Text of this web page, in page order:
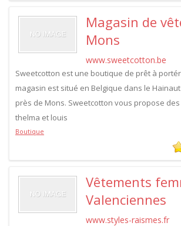
Magasin de
Mons
www.sweetcotton.be
Sweetcotton est une boutique de prêt à
magasin est situé en Belgique dans le
près de Mons. Sweetcotton vous propose
thelma et louis
Boutique
Vêtements
Valenciennes
www.styles-raismes.fr